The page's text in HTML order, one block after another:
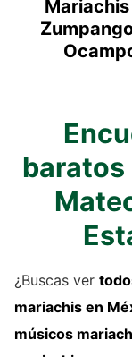
baratos
¿Buscas ver
mariachis en
músicos